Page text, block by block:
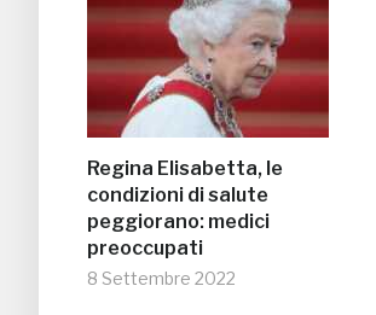
Regina Elisabetta, le
condizioni di salute
peggiorano: medici
preoccupati
8 Settembre 2022